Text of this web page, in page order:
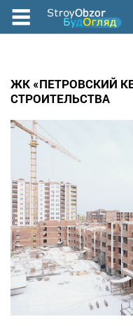
Перейти
до
ЖК «ПЕТРОВСКИЙ
СТРОИТЕЛЬСТВА